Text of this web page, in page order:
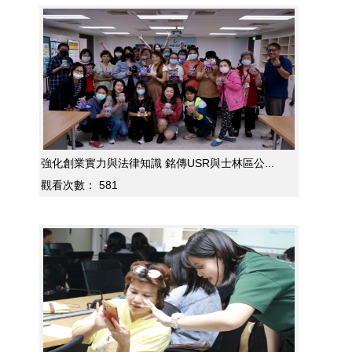
強化創業實力與法律知識 銘傳USR與士林區公...
觀看次數：
581